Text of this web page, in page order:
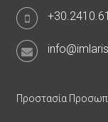
Προστασία